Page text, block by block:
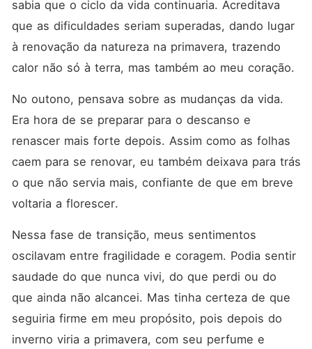
a unir seus caminhos de
do histórico jogo da Copa do
Mundo em que o Brasil sofre
uma amarga derrota para a
Alemanha, Gabriela vê um
uma de suas fotos no
Facebook. Era justamente do
seu amor alemão. Com o
percebe que o tempo não foi
capaz de apagar a chama
que ainda ardia em ambos.
Agora começa uma
incessante busca de um
vida e ele, na Alemanha, já
divorciado e na expectativa
de recomeçar onde
é uma história sobre a força
do destino, a perseverança
do amor verdadeiro e a
esperança que nunca morre,
anos.
sabia que o ciclo da vida continuaria. Acreditava
que as dificuldades seriam superadas, dando lugar
à renovação da natureza na primavera, trazendo
calor não só à terra, mas também ao meu coração.
No outono, pensava sobre as mudanças da vida.
Era hora de se preparar para o descanso e
renascer mais forte depois. Assim como as folhas
caem para se renovar, eu também deixava para trás
o que não servia mais, confiante de que em breve
voltaria a florescer.
Nessa fase de transição, meus sentimentos
oscilavam entre fragilidade e coragem. Podia sentir
saudade do que nunca vivi, do que perdi ou do
que ainda não alcancei. Mas tinha certeza de que
seguiria firme em meu propósito, pois depois do
inverno viria a primavera, com seu perfume e